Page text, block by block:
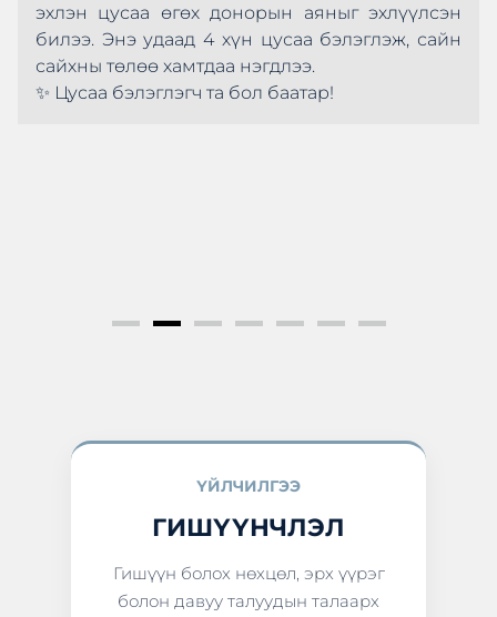
эхлэн цусаа өгөх донорын аяныг эхлүүлсэн
билээ. Энэ удаад 4 хүн цусаа бэлэглэж, сайн
сайхны төлөө хамтдаа нэгдлээ.
✨ Цусаа бэлэглэгч та бол баатар!
ҮЙЛЧИЛГЭЭ
ГИШҮҮНЧЛЭЛ
Гишүүн болох нөхцөл, эрх үүрэг
болон давуу талуудын талаарх